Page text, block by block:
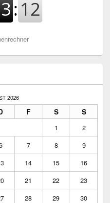
2026
F S S
1
2
7 8
9
14 15
16
21 22
23
28 29
30